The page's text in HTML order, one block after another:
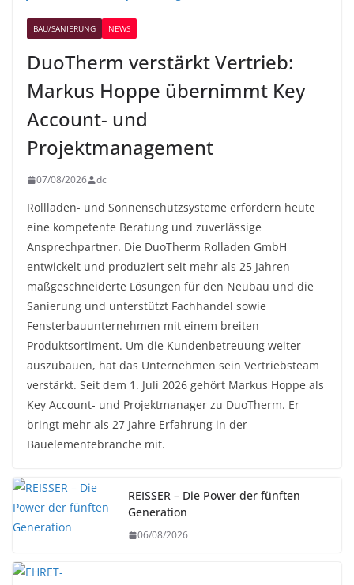
BAU/SANIERUNG NEWS
DuoTherm verstärkt Vertrieb:
Markus Hoppe übernimmt Key
Account- und
Projektmanagement
07/08/2026 dc
Rollladen- und Sonnenschutzsysteme erfordern heute
eine kompetente Beratung und zuverlässige
Ansprechpartner. Die DuoTherm Rolladen GmbH
entwickelt und produziert seit mehr als 25 Jahren
maßgeschneiderte Lösungen für den Neubau und die
Sanierung und unterstützt Fachhandel sowie
Fensterbauunternehmen mit einem breiten
Produktsortiment. Um die Kundenbetreuung weiter
auszubauen, hat das Unternehmen sein Vertriebsteam
verstärkt. Seit dem 1. Juli 2026 gehört Markus Hoppe als
Key Account- und Projektmanager zu DuoTherm. Er
bringt mehr als 27 Jahre Erfahrung in der
Bauelementebranche mit.
REISSER – Die Power der fünften
Generation
06/08/2026